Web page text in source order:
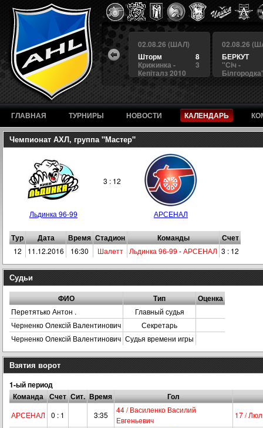
7
3
02.08.26 (ШАЛ)
7
Альянс
1
Арсенал 2
02.08.26 (ШАЛ)
8
Шторм
3
Крижинка -
Кепіталз 2010
02.08.26
БЕРКУТ
"Сiч -
ГЛАВНАЯ ТУРНИРЫ НОВОСТИ КАЛЕНДАРЬ
Чемпионат АХЛ, группа "Мастер"
3 : 12
Льдинка 96-99 АРСЕНАЛ
Тур Дата Время Стадион Команды Счет
12 11.12.2016 16:30 Шалетт Льдинка 96-99 -АРСЕНАЛ 3 : 12
Судьи
ФИО Тип Оценка
Перетятько Антон .
Главный судья
Черненко Олексій Валентинович
Секретарь
Черненко Олексій Валентинович Судья времени игры
Взятия ворот
1-ый период
Команда Счет Сит. Время Гол
АРСЕНАЛ 0 : 1 3:35
44 / Василенко Василий
Евгеньевич
17 /